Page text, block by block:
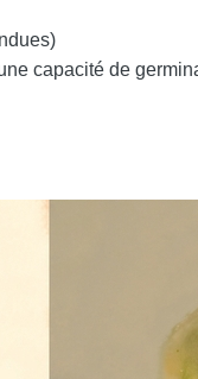
capacité de